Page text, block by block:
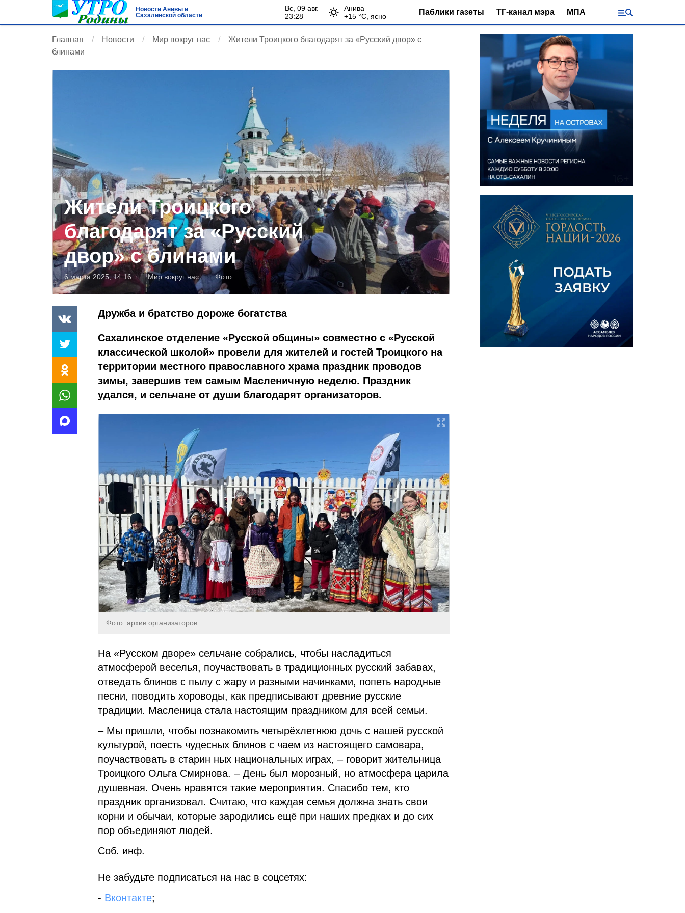
Новости Анивы и
Сахалинской области
вс, 09 авг.
23:28
Анива
+15 °С, ясно Паблики газеты ТГ-канал мэра МПА
Главная Новости Мир вокруг нас
Жители Троицкого благодарят за «Русский двор» с
блинами
Жители Троицкого
благодарят за «Русский
двор» с блинами
6 марта 2025, 14:16 Мир вокруг нас Фото:
Дружба и братство дороже богатства
Сахалинское отделение «Русской общины» совместно с «Русской
классической школой» провели для жителей и гостей Троицкого на
территории местного православного храма праздник проводов
зимы, завершив тем самым Масленичную неделю. Праздник
удался, и сельчане от души благодарят организаторов.
Фото: архив организаторов
На «Русском дворе» сельчане собрались, чтобы насладиться
атмосферой веселья, поучаствовать в традиционных русский забавах,
отведать блинов с пылу с жару и разными начинками, попеть народные
песни, поводить хороводы, как предписывают древние русские
традиции. Масленица стала настоящим праздником для всей семьи.
– Мы пришли, чтобы познакомить четырёхлетнюю дочь с нашей русской
культурой, поесть чудесных блинов с чаем из настоящего самовара,
поучаствовать в старин ных национальных играх, – говорит жительница
Троицкого Ольга Смирнова. – День был морозный, но атмосфера царила
душевная. Очень нравятся такие мероприятия. Спасибо тем, кто
праздник организовал. Считаю, что каждая семья должна знать свои
корни и обычаи, которые зародились ещё при наших предках и до сих
пор объединяют людей.
Соб. инф.
Не забудьте подписаться на нас в соцсетях:
- Вконтакте;